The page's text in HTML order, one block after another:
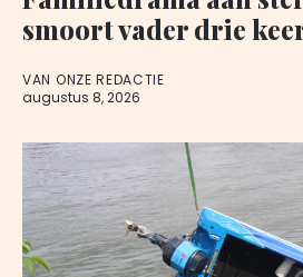
smoort vader drie
VAN ONZE REDACTIE
augustus 8, 2026